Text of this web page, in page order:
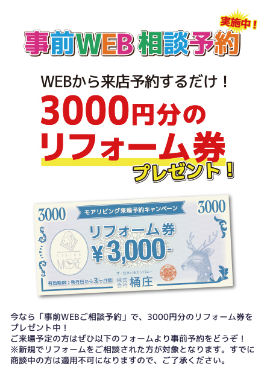
今なら「事前WEBご相談予約」で、3000円分のリフォーム券を
プレゼント中！
ご来場予定の方はぜひ以下のフォームより事前予約をどうぞ！
※新規でリフォームをご相談された方が対象となります。すでに
商談中の方は適用不可になりますので、ご了承ください。